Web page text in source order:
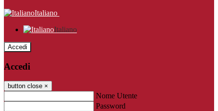
Italiano
Italiano
Accedi
Accedi
button close ×
Nome Utente
Password